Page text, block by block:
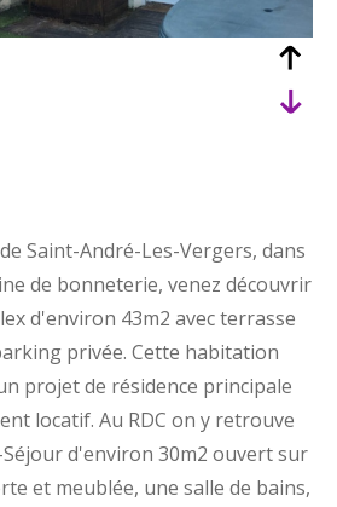
Saint-André-Les-Vergers, dans
de bonneterie, venez découvrir
d'environ 43m2 avec terrasse
privée. Cette habitation
projet de résidence principale
locatif. Au RDC on y retrouve
Séjour d'environ 30m2 ouvert sur
et meublée, une salle de bains,